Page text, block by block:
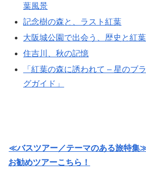
葉風景
記念樹の森と、ラスト紅葉
大阪城公園で出会う、歴史と紅
住吉川、秋の記憶
「紅葉の森に誘われて – 星のブ
グガイド」
≪バスツアー／テーマのある旅特集
お勧めツアーこちら！